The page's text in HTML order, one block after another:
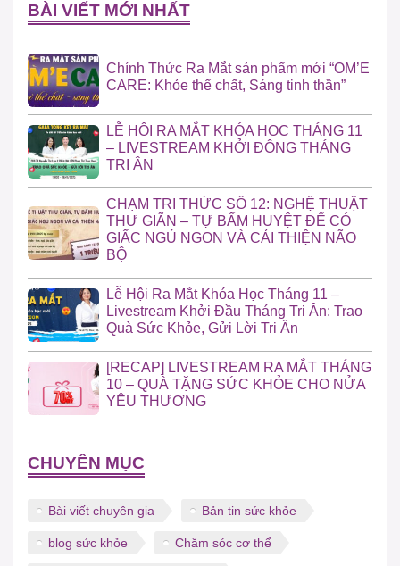
BÀI VIẾT MỚI NHẤT
Chính Thức Ra Mắt sản phẩm mới “OM’E
CARE: Khỏe thể chất, Sáng tinh thần”
LỄ HỘI RA MẮT KHÓA HỌC THÁNG 11
– LIVESTREAM KHỞI ĐỘNG THÁNG
TRI ÂN
CHẠM TRI THỨC SỐ 12: NGHỆ THUẬT
THƯ GIÃN – TỰ BẤM HUYỆT ĐỂ CÓ
GIẤC NGỦ NGON VÀ CẢI THIỆN NÃO
BỘ
Lễ Hội Ra Mắt Khóa Học Tháng 11 –
Livestream Khởi Đầu Tháng Tri Ân: Trao
Quà Sức Khỏe, Gửi Lời Tri Ân
[RECAP] LIVESTREAM RA MẮT THÁNG
10 – QUÀ TẶNG SỨC KHỎE CHO NỬA
YÊU THƯƠNG
CHUYÊN MỤC
Bài viết chuyên gia Bản tin sức khỏe
blog sức khỏe Chăm sóc cơ thể